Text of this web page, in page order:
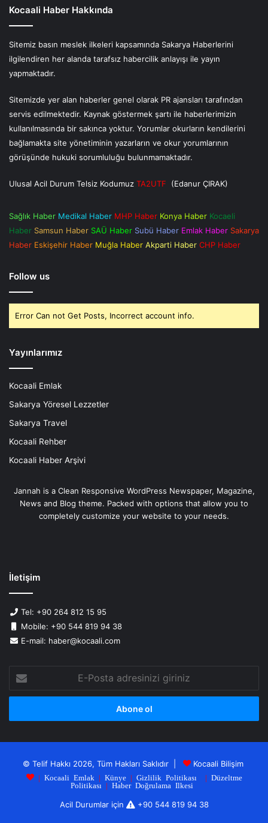
Kocaali Haber Hakkında
Sitemiz basın meslek ilkeleri kapsamında Sakarya Haberlerini
ilgilendiren her alanda tarafsız habercilik anlayışı ile yayın
yapmaktadır.
Sitemizde yer alan haberler genel olarak PR ajansları tarafından
servis edilmektedir. Kaynak göstermek şartı ile haberlerimizin
kullanılmasında bir sakınca yoktur. Yorumlar okurların kendilerini
bağlamakta site yönetiminin yazarların ve okur yorumlarının
görüşünde hukuki sorumluluğu bulunmamaktadır.
Ulusal Acil Durum Telsiz Kodumuz TA2UTF (Edanur ÇIRAK)
Sağlık Haber Medikal Haber MHP Haber Konya Haber Kocaeli
Haber Samsun Haber SAÜ Haber Subü Haber Emlak Haber Sakarya
Haber Eskişehir Haber Muğla Haber Akparti Haber CHP Haber
Follow us
Error Can not Get Posts, Incorrect account info.
Yayınlarımız
Kocaali Emlak
Sakarya Yöresel Lezzetler
Sakarya Travel
Kocaali Rehber
Kocaali Haber Arşivi
Jannah is a Clean Responsive WordPress Newspaper, Magazine,
News and Blog theme. Packed with options that allow you to
completely customize your website to your needs.
İletişim
Tel: +90 264 812 15 95
Mobile: +90 544 819 94 38
E-mail: haber@kocaali.com
Posta
adresinizi
© Telif Hakkı 2026, Tüm Hakları Saklıdır | Kocaali Bilişim
| Kocaali Emlak | Künye| Gizlilik Politikası | Düzeltme
Politikası | Haber Doğrulama Ilkesi
Acil Durumlar için +90 544 819 94 38